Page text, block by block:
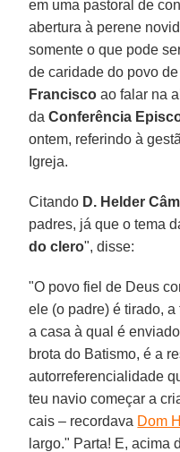
em uma pastoral de
abertura à perene
somente o que pode
de caridade do povo
Francisco ao falar na
daConferência
ontem, referindo à
Igreja.
Citando D. Helder
padres, já que o tema
do clero", disse:
"O povo fiel de Deus
ele (o padre) é tirado,
a casa à qual é
brota do Batismo, é a
autorreferencialidade
teu navio começar a
cais – recordava Dom
largo." Parta! E, acima